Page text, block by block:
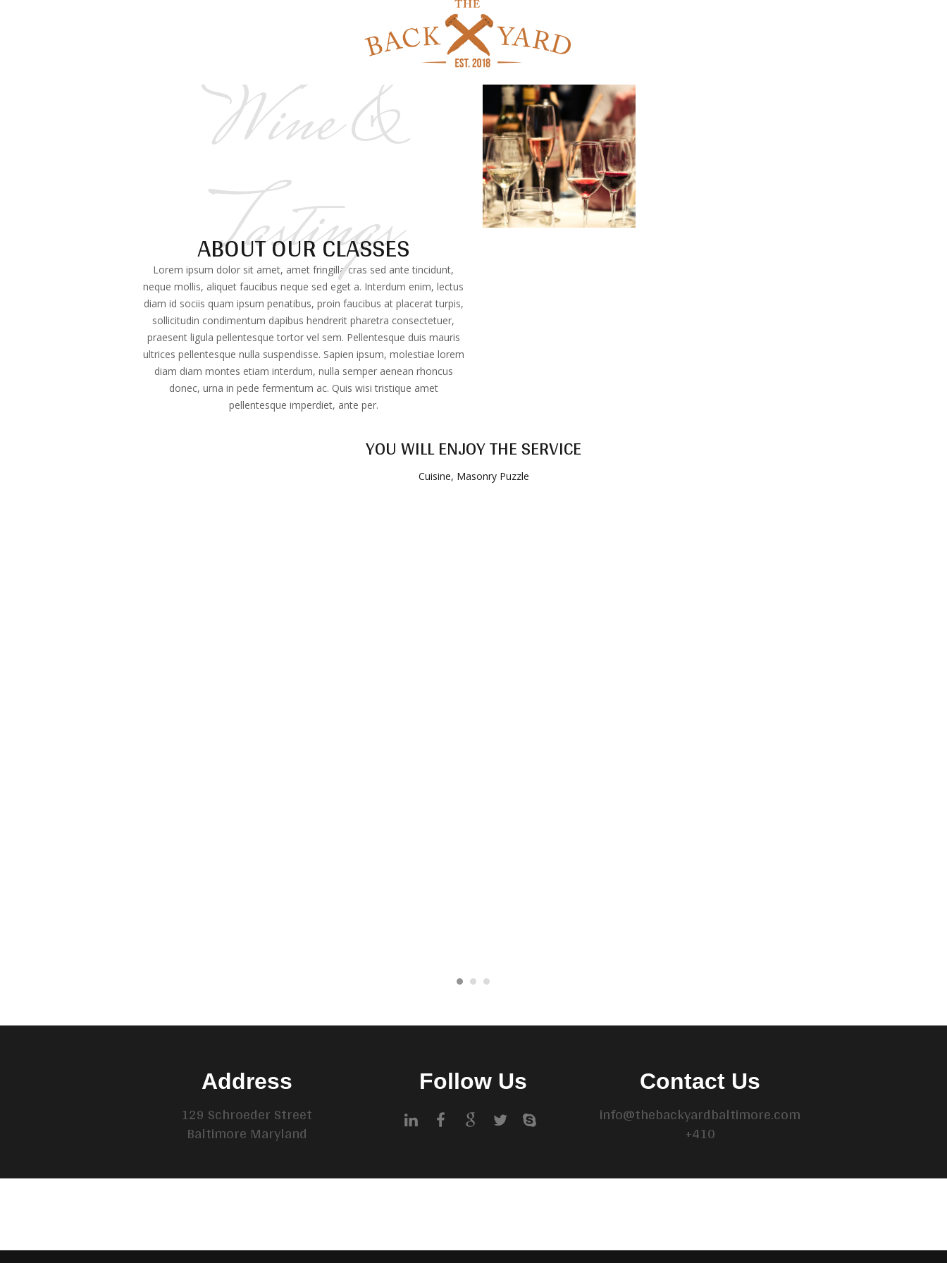
Wine &
Tastings
ABOUT OUR CLASSES
Lorem ipsum dolor sit amet, amet fringilla cras sed ante tincidunt,
neque mollis, aliquet faucibus neque sed eget a. Interdum enim, lectus
diam id sociis quam ipsum penatibus, proin faucibus at placerat turpis,
sollicitudin condimentum dapibus hendrerit pharetra consectetuer,
praesent ligula pellentesque tortor vel sem. Pellentesque duis mauris
ultrices pellentesque nulla suspendisse. Sapien ipsum, molestiae lorem
diam diam montes etiam interdum, nulla semper aenean rhoncus
donec, urna in pede fermentum ac. Quis wisi tristique amet
pellentesque imperdiet, ante per.
YOU WILL ENJOY THE SERVICE
Cuisine, Masonry Puzzle
Address
129 Schroeder Street
Baltimore Maryland
Follow Us
Contact Us
info@thebackyardbaltimore.com
+410